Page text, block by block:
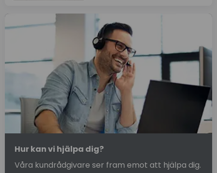
Hur kan vi hjälpa dig?
Våra kundrådgivare ser fram emot att hjälpa dig.